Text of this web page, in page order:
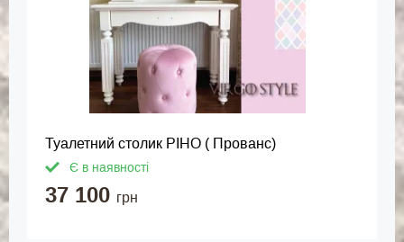
Туалетний столик РІНО ( Прованс)
Є в наявності
37 100 грн